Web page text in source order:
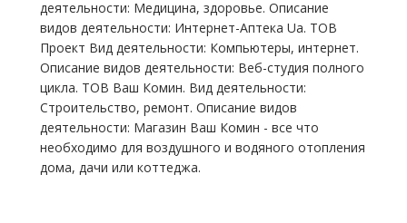
деятельности: Медицина, здоровье. Описание
видов деятельности: Интернет-Аптека Ua. ТОВ
Проект Вид деятельности: Компьютеры, интернет.
Описание видов деятельности: Веб-студия полного
цикла. ТОВ Ваш Комин. Вид деятельности:
Строительство, ремонт. Описание видов
деятельности: Магазин Ваш Комин - все что
необходимо для воздушного и водяного отопления
дома, дачи или коттеджа.